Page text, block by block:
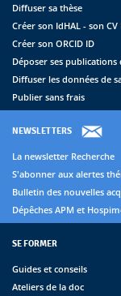
Diffuser sa thèse
Créer son IdHAL - son CV
Créer son ORCID ID
Déposer ses publications
Diffuser les données de
Publier sans frais
NEWSLETTERS
La newsletter Recherche
S'abonner aux alertes
Bulletin des nouvelles
Dépêches APM et
SE FORMER
Guides et conseils
Ateliers de la doc